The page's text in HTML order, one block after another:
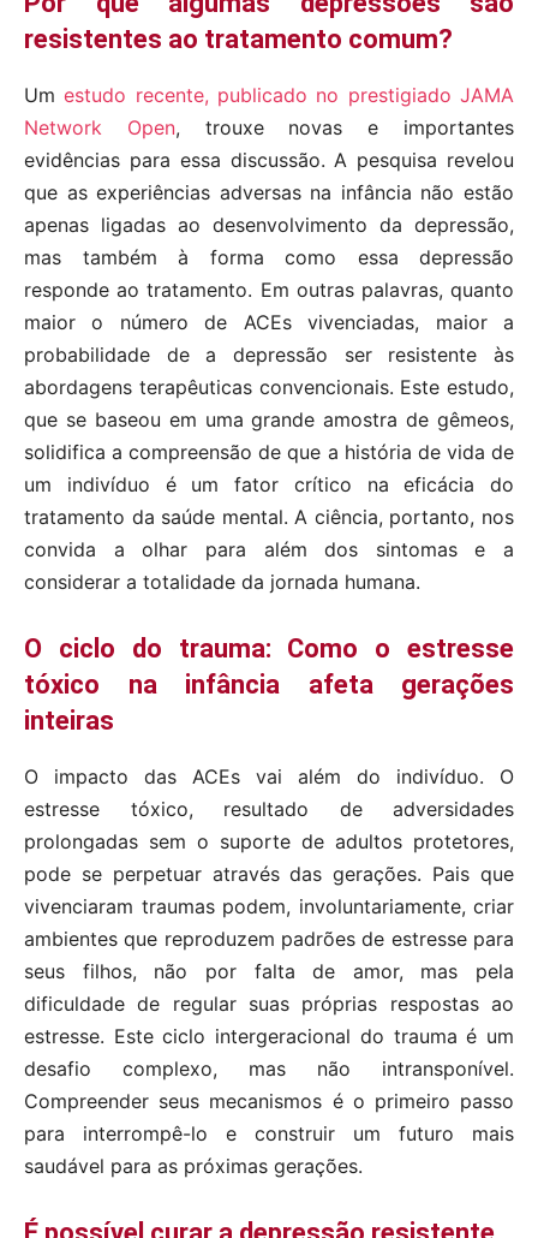
resistentes ao tratamento comum?
Umestudo recente, publicado no prestigiado JAMA
Network Open, trouxe novas e importantes
evidências para essa discussão. A pesquisa revelou
que as experiências adversas na infância não estão
apenas ligadas ao desenvolvimento da depressão,
mas também à forma como essa depressão
responde ao tratamento. Em outras palavras, quanto
maior o número de ACEs vivenciadas, maior a
probabilidade de a depressão ser resistente às
abordagens terapêuticas convencionais. Este estudo,
que se baseou em uma grande amostra de gêmeos,
solidifica a compreensão de que a história de vida de
um indivíduo é um fator crítico na eficácia do
tratamento da saúde mental. A ciência, portanto, nos
convida a olhar para além dos sintomas e a
considerar a totalidade da jornada humana.
O ciclo do trauma: Como o estresse
tóxico na infância afeta gerações
inteiras
O impacto das ACEs vai além do indivíduo. O
estresse tóxico, resultado de adversidades
prolongadas sem o suporte de adultos protetores,
pode se perpetuar através das gerações. Pais que
vivenciaram traumas podem, involuntariamente, criar
ambientes que reproduzem padrões de estresse para
seus filhos, não por falta de amor, mas pela
dificuldade de regular suas próprias respostas ao
estresse. Este ciclo intergeracional do trauma é um
desafio complexo, mas não intransponível.
Compreender seus mecanismos é o primeiro passo
para interrompê-lo e construir um futuro mais
saudável para as próximas gerações.